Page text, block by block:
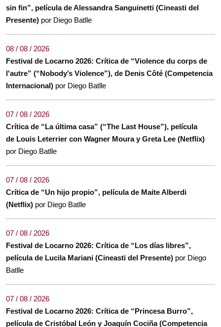
sin fin”, película de Alessandra Sanguinetti (Cineasti del
Presente) por Diego Batlle
08 / 08 / 2026
Festival de Locarno 2026: Crítica de “Violence du corps de
l'autre” (“Nobody’s Violence”), de Denis Côté (Competencia
Internacional) por Diego Batlle
07 / 08 / 2026
Crítica de “La última casa” (“The Last House”), película
de Louis Leterrier con Wagner Moura y Greta Lee (Netflix)
por Diego Batlle
07 / 08 / 2026
Crítica de “Un hijo propio”, película de Maite Alberdi
(Netflix) por Diego Batlle
07 / 08 / 2026
Festival de Locarno 2026: Crítica de “Los días libres”,
película de Lucila Mariani (Cineasti del Presente) por Diego
Batlle
07 / 08 / 2026
Festival de Locarno 2026: Crítica de “Princesa Burro”,
película de Cristóbal León y Joaquín Cociña (Competencia